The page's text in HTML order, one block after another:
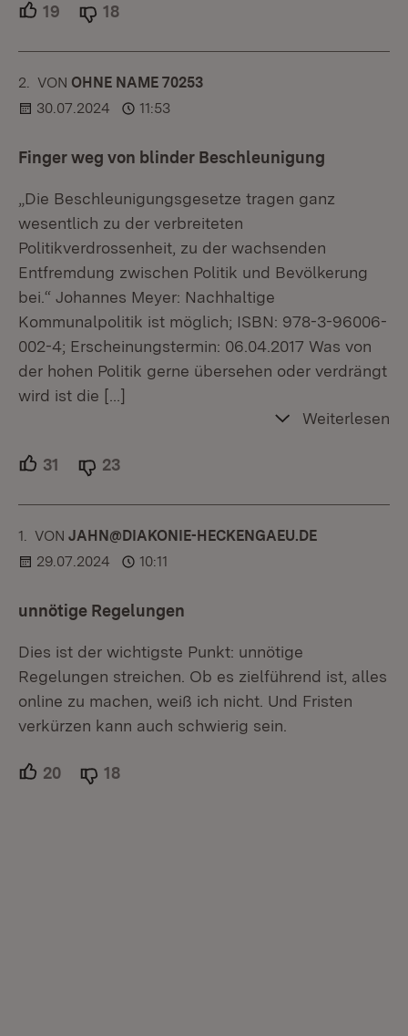
19 Unterstützer.
18
2. KOMMENTAR
VON :OHNE NAME 70253
30.07.2024
11:53
Finger weg von blinder Beschleunigung
„Die Beschleunigungsgesetze tragen ganz
wesentlich zu der verbreiteten
Politikverdrossenheit, zu der wachsenden
Entfremdung zwischen Politik und Bevölkerung
bei.“ Johannes Meyer: Nachhaltige
Kommunalpolitik ist möglich; ISBN: 978-3-96006-
002-4; Erscheinungstermin: 06.04.2017 Was von
der hohen Politik gerne übersehen oder verdrängt
wird ist die […]
Weiterlesen
31 Unterstützer.
23
1. KOMMENTAR
VON :JAHN@DIAKONIE-HECKENGAEU.DE
29.07.2024
10:11
unnötige Regelungen
Dies ist der wichtigste Punkt: unnötige
Regelungen streichen. Ob es zielführend ist, alles
online zu machen, weiß ich nicht. Und Fristen
verkürzen kann auch schwierig sein.
20 Unterstützer.
18